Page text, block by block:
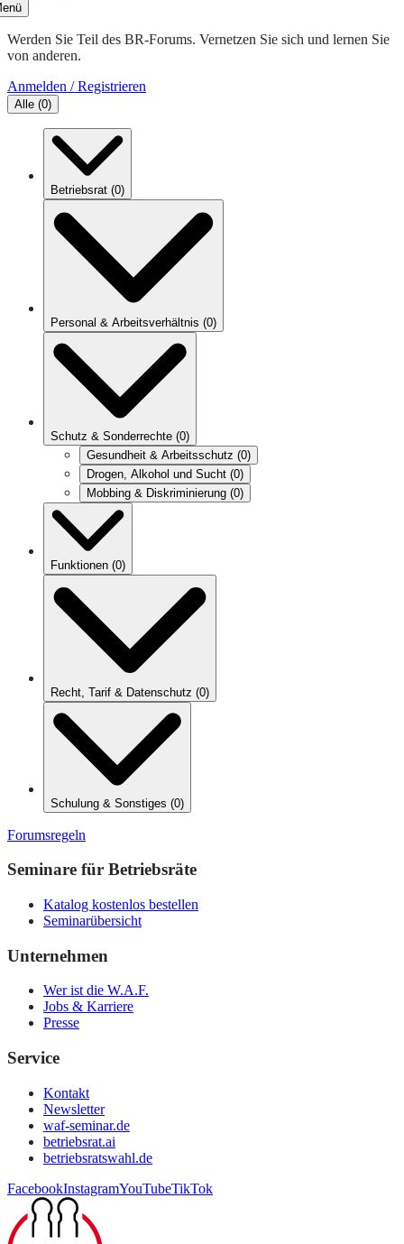
Werden Sie Teil des BR-Forums. Vernetzen Sie sich und lernen Sie
von anderen.
Anmelden / Registrieren
Alle (0)
Betriebsrat (0)
Personal & Arbeitsverhältnis (0)
Schutz & Sonderrechte (0)
Gesundheit & Arbeitsschutz (0)
Drogen, Alkohol und Sucht (0)
Mobbing & Diskriminierung (0)
Funktionen (0)
Recht, Tarif & Datenschutz (0)
Schulung & Sonstiges (0)
Forumsregeln
Seminare für Betriebsräte
Katalog kostenlos bestellen
Seminarübersicht
Unternehmen
Wer ist die W.A.F.
Jobs & Karriere
Presse
Service
Kontakt
Newsletter
waf-seminar.de
betriebsrat.ai
betriebsratswahl.de
FacebookInstagramYouTubeTikTok